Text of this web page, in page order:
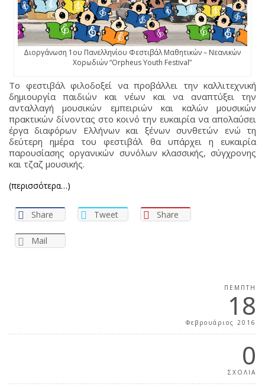
Διοργάνωση 1ου Πανελληνίου Φεστιβάλ Μαθητικών – Νεανικών
Χορωδιών “Orpheus Youth Festival”
Το φεστιβάλ φιλοδοξεί να προβάλλει την καλλιτεχνική
δημιουργία παιδιών και νέων και να αναπτύξει την
ανταλλαγή μουσικών εμπειριών και καλών μουσικών
πρακτικών δίνοντας στο κοινό την ευκαιρία να απολαύσει
έργα διαφόρων Ελλήνων και ξένων συνθετών ενώ τη
δεύτερη ημέρα του φεστιβάλ θα υπάρχει η ευκαιρία
παρουσίασης οργανικών συνόλων κλασσικής, σύγχρονης
και τζαζ μουσικής.
(περισσότερα…)
Share Tweet Share
Mail
ΠΈΜΠΤΗ
18
Φεβρουάριος 2016
0
ΣΧΟΛΙΑ